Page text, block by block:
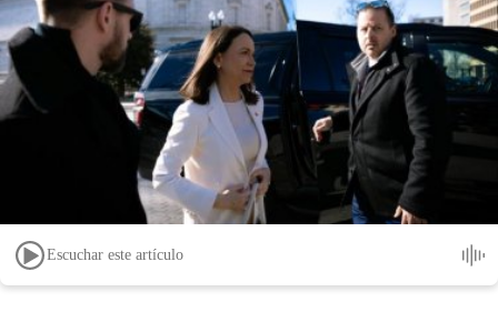
Escuchar este artículo